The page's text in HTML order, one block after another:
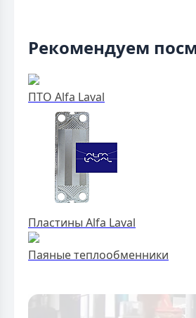
Рекомендуем
ПТО Alfa Laval
Пластины Alfa Laval
Паяные теплообменники